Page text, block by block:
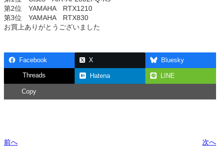
第2位 YAMAHA RTX1210
第3位 YAMAHA RTX830
お買上ありがとうございました
Facebook X Bluesky
Threads Hatena LINE
Copy
前へ 次へ